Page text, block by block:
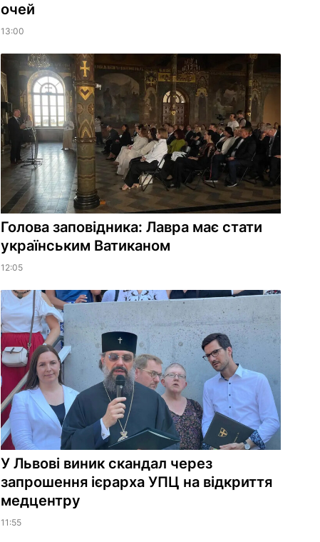
очей
13:00
Голова заповідника: Лавра має стати
українським Ватиканом
12:05
У Львові виник скандал через
запрошення ієрарха УПЦ на відкриття
медцентру
11:55